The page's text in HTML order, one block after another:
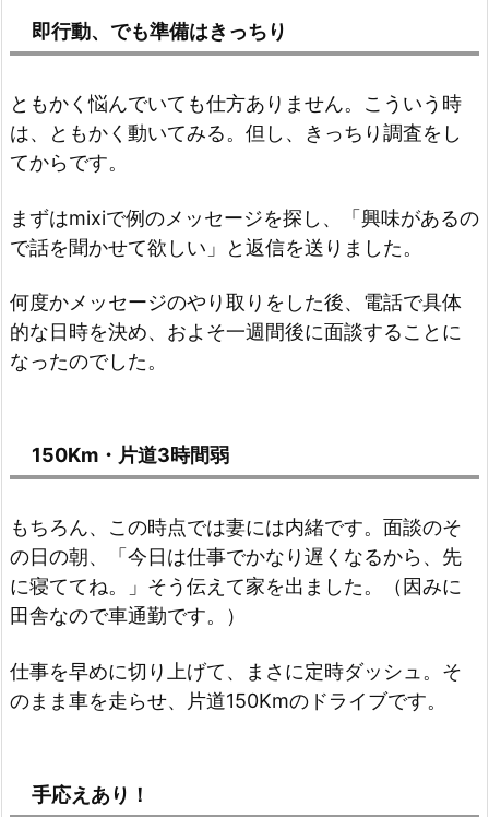
即行動、でも準備はきっちり
ともかく悩んでいても仕方ありません。こういう時
は、ともかく動いてみる。但し、きっちり調査をし
てからです。
まずはmixiで例のメッセージを探し、「興味があるの
で話を聞かせて欲しい」と返信を送りました。
何度かメッセージのやり取りをした後、電話で具体
的な日時を決め、およそ一週間後に面談することに
なったのでした。
150Km・片道3時間弱
もちろん、この時点では妻には内緒です。面談のそ
の日の朝、「今日は仕事でかなり遅くなるから、先
に寝ててね。」そう伝えて家を出ました。（因みに
田舎なので車通勤です。）
仕事を早めに切り上げて、まさに定時ダッシュ。そ
のまま車を走らせ、片道150Kmのドライブです。
手応えあり！